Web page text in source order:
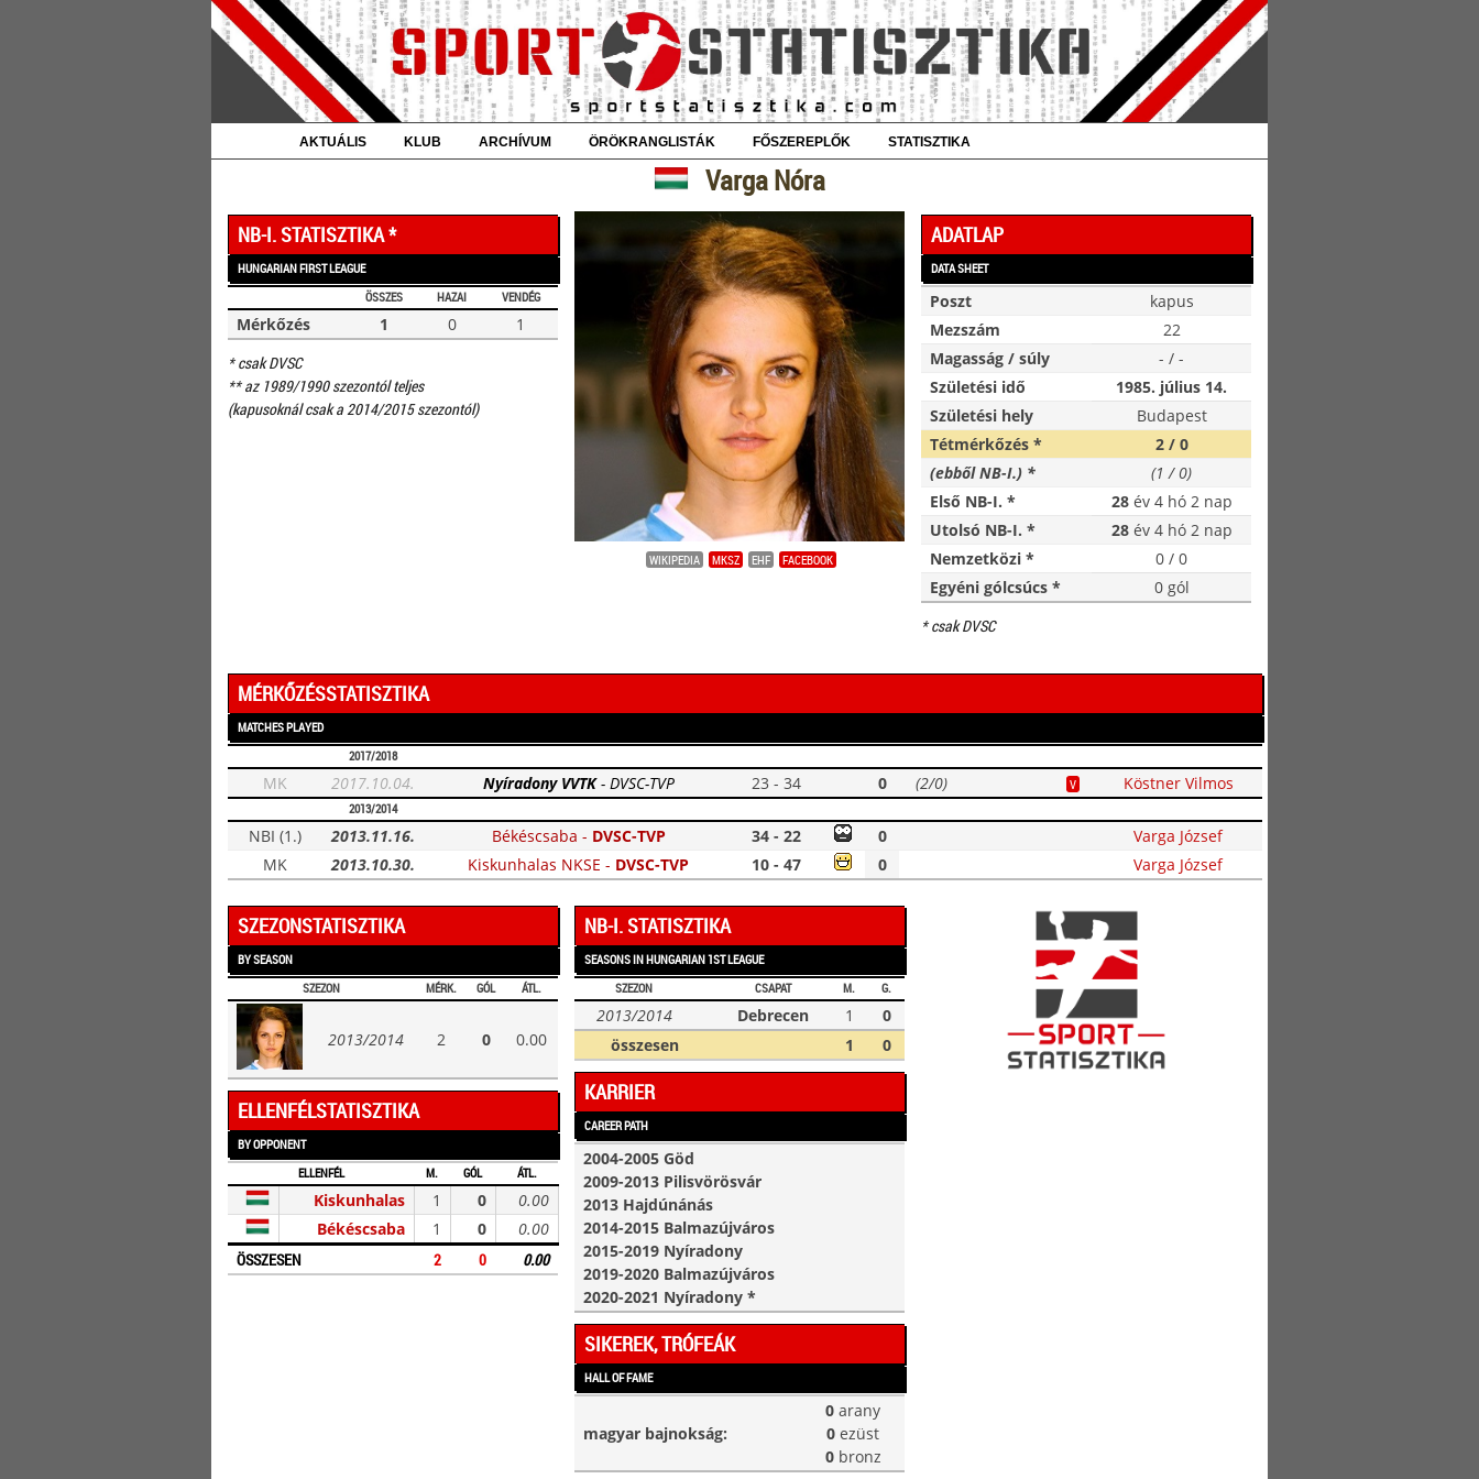
AKTUÁLIS KLUB ARCHÍVUM ÖRÖKRANGLISTÁK FŐSZEREPLŐK STATISZTIKA
Varga Nóra
NB-I. STATISZTIKA *
HUNGARIAN FIRST LEAGUE
ÖSSZES
HAZAI VENDÉG
Mérkőzés 1 0
1
* csak DVSC
** az 1989/1990 szezontól teljes
(kapusoknál csak a 2014/2015 szezontól)
WIKIPEDIA MKSZ EHF FACEBOOK
ADATLAP
DATA SHEET
Poszt
kapus
Mezszám
22
Magasság / súly
- / -
Születési idő
1985. július 14.
Születési hely
Budapest
Tétmérkőzés *
2 / 0
(ebből NB-I.) *
(1 / 0)
Első NB-I. *
28év 4 hó 2 nap
Utolsó NB-I. *
28év 4 hó 2 nap
Nemzetközi *
0 / 0
Egyéni gólcsúcs *
0 gól
* csak DVSC
MÉRKŐZÉSSTATISZTIKA
MATCHES PLAYED
2017/2018
MK 2017.10.04. Nyíradony VVTK- DVSC-TVP 23 - 34 0 (2/0) V Köstner Vilmos
2013/2014
NBI (1.) 2013.11.16. Békéscsaba - DVSC-TVP 34 - 22 0
Varga József
MK
2013.10.30. Kiskunhalas NKSE - DVSC-TVP 10 - 47 0 Varga József
SZEZONSTATISZTIKA
BY SEASON
SZEZON
MÉRK. GÓL ÁTL.
2013/2014 2 0 0.00
ELLENFÉLSTATISZTIKA
BY OPPONENT
ELLENFÉL
M. GÓL ÁTL.
Kiskunhalas 1 0
0.00
Békéscsaba
1 0
0.00
ÖSSZESEN
2 0 0.00
NB-I. STATISZTIKA
SEASONS IN HUNGARIAN 1ST LEAGUE
SZEZON
CSAPAT M. G.
2013/2014 Debrecen 1
0
összesen
1 0
KARRIER
CAREER PATH
2004-2005 Göd
2009-2013 Pilisvörösvár
2013 Hajdúnánás
2014-2015 Balmazújváros
2015-2019 Nyíradony
2019-2020 Balmazújváros
2020-2021 Nyíradony *
SIKEREK, TRÓFEÁK
HALL OF FAME
magyar bajnokság:
0 arany
0 ezüst
0bronz